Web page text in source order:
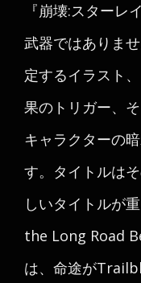
『崩壊:スターレ
武器ではありま
定するイラスト
果のトリガー、
キャラクターの
す。タイトルは
しいタイトルが
the Long Road
は、命途が